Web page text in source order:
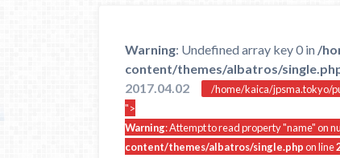
Warning: Undefined array key 0 in /
content/themes/albatros/
2017.04.02
/home/kaica/jpsma.tokyo/
">
Warning: Attempt to read property "name" on
content/themes/albatros/single.phpon line